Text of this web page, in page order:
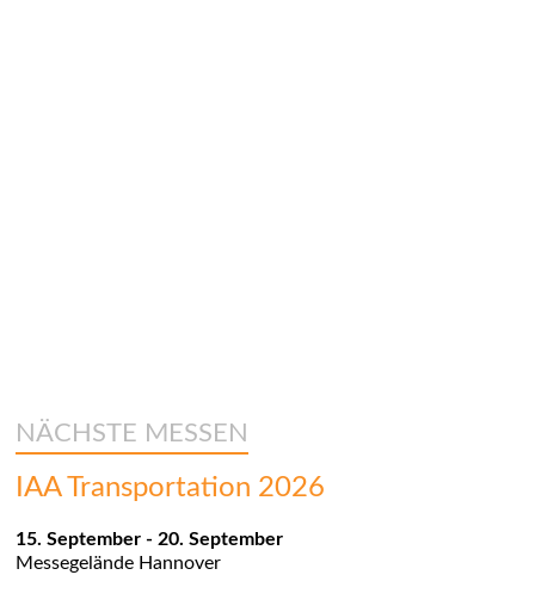
NÄCHSTE MESSEN
IAA Transportation 2026
15. September - 20. September
Messegelände Hannover